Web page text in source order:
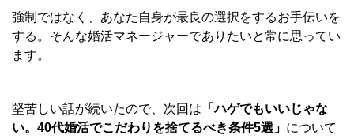
強制ではなく、あなた自身が最良の選択をするお手伝いを
する。そんな婚活マネージャーでありたいと常に思ってい
ます。
堅苦しい話が続いたので、次回は 「ハゲでもいいじゃな
い。40代婚活でこだわりを捨てるべき条件5選」 について